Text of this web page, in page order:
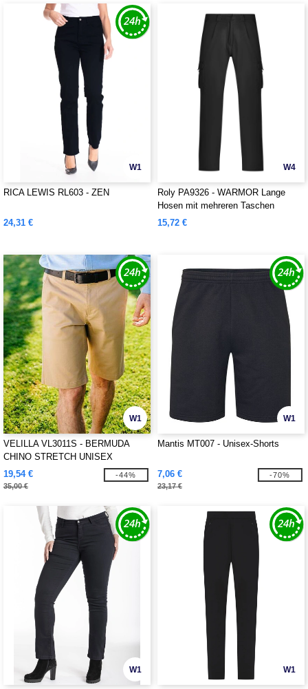
W1
RICA LEWIS RL603 - ZEN
24,31 €
W4
Roly PA9326 - WARMOR Lange
Hosen mit mehreren Taschen
15,72 €
W1
VELILLA VL3011S - BERMUDA
CHINO STRETCH UNISEX
19,54 €
35,00 €
-44%
W1
Mantis MT007 - Unisex-Shorts
7,06 €
23,17 €
-70%
W1 W1